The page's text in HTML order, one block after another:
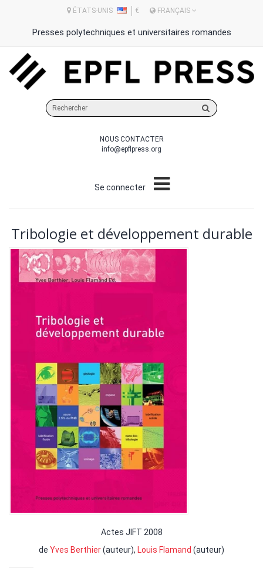
ÉTATS-UNIS € FRANÇAIS
Presses polytechniques et universitaires romandes
sur
site
NOUS CONTACTER
info@epflpress.org
Se connecter
Tribologie et développement durable
Actes JIFT 2008
de Yves Berthier(auteur), Louis Flamand (auteur)